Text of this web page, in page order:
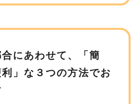
にあわせて、
「簡
」な３つの方法でお